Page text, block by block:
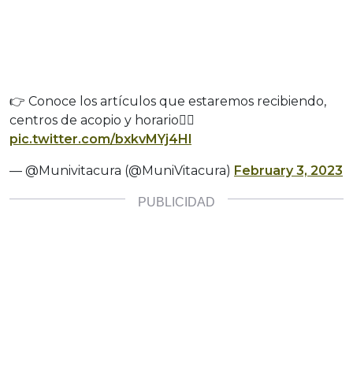
👉 Conoce los artículos que estaremos recibiendo,
centros de acopio y horario👇🏼
pic.twitter.com/bxkvMYj4Hl
— @Munivitacura (@MuniVitacura) February 3, 2023